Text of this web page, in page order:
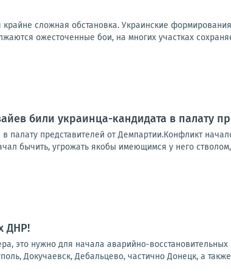
сложная обстановка. Украинские
ожесточенные бои, на многих участках
били украинца-кандидата в палату
представителей от Демпартии.Конфликт
бычить, угрожать якобы имеющимся у него стволом,
ДНР!
это нужно для начала аварийно-восстановительных
Докучаевск, Дебальцево, частично Донецк, а